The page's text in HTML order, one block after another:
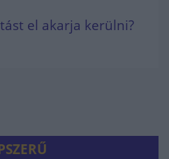
el akarja kerülni?